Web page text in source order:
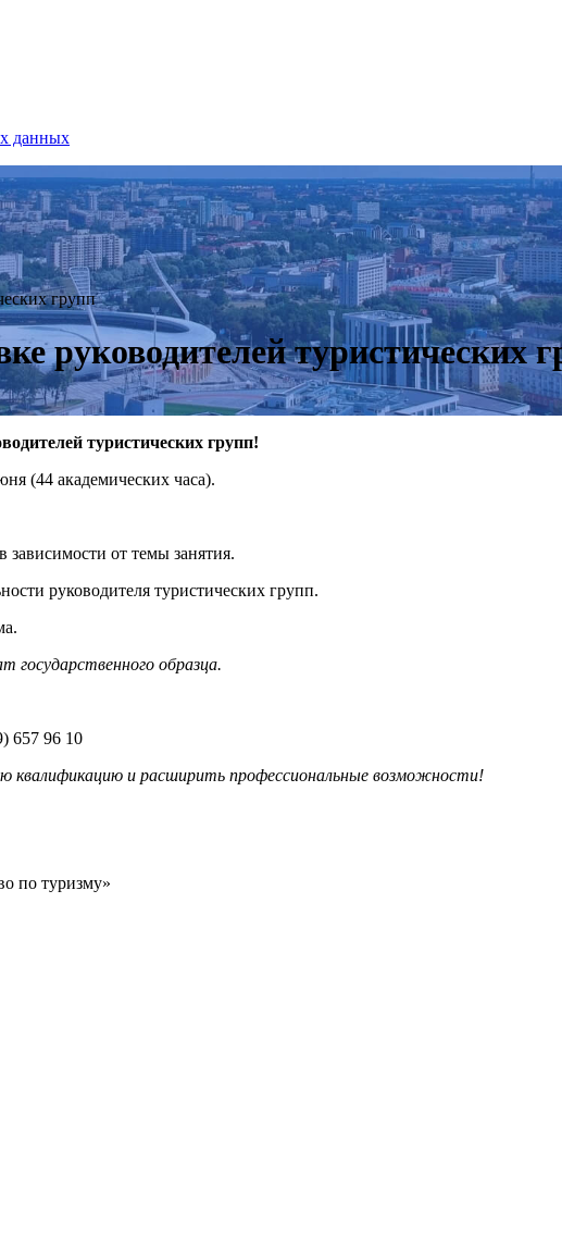
данных
групп
руководителей туристических
туристических групп!
(44 академических часа).
зависимости от темы занятия.
руководителя туристических групп.
государственного образца.
657 96 10
квалификацию и расширить профессиональные возможности!
по туризму»